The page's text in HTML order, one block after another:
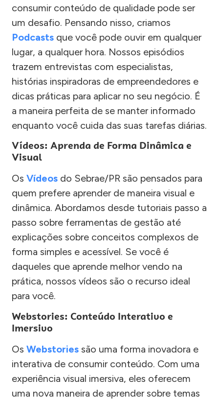
consumir conteúdo de qualidade pode ser
um desafio. Pensando nisso, criamos
Podcasts que você pode ouvir em qualquer
lugar, a qualquer hora. Nossos episódios
trazem entrevistas com especialistas,
histórias inspiradoras de empreendedores e
dicas práticas para aplicar no seu negócio. É
a maneira perfeita de se manter informado
enquanto você cuida das suas tarefas diárias.
Vídeos: Aprenda de Forma Dinâmica e
Visual
Os Vídeos do Sebrae/PR são pensados para
quem prefere aprender de maneira visual e
dinâmica. Abordamos desde tutoriais passo a
passo sobre ferramentas de gestão até
explicações sobre conceitos complexos de
forma simples e acessível. Se você é
daqueles que aprende melhor vendo na
prática, nossos vídeos são o recurso ideal
para você.
Webstories: Conteúdo Interativo e
Imersivo
Os Webstories são uma forma inovadora e
interativa de consumir conteúdo. Com uma
experiência visual imersiva, eles oferecem
uma nova maneira de aprender sobre temas